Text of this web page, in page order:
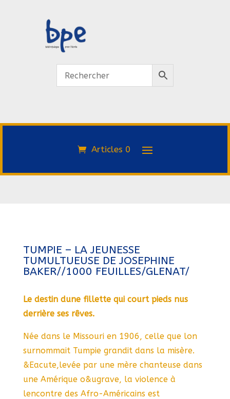
Articles 0
TUMPIE – LA JEUNESSE
TUMULTUEUSE DE JOSEPHINE
BAKER//1000 FEUILLES/GLENAT/
Le destin dune fillette qui court pieds nus
derrière ses rêves.
Née dans le Missouri en 1906, celle que lon
surnommait Tumpie grandit dans la misère.
&Eacute,levée par une mère chanteuse dans
une Amérique o&ugrave, la violence à
lencontre des Afro-Américains est